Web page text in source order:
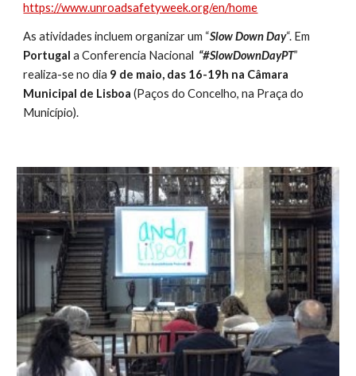
https://www.unroadsafetyweek.org/en/home
As atividades incluem organizar um “Slow Down Day
Portugal a Conferencia Nacional “#SlowDownDayPT”
realiza-se no dia 9 de maio, das 16-19h na Câmara
Municipal de Lisboa (Paços do Concelho, na Praça do
Município).